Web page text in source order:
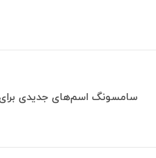
سامسونگ اسم‌های جدیدی